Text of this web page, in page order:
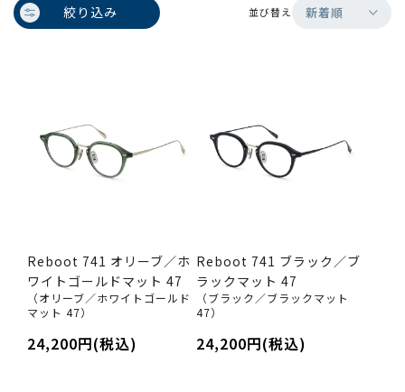
絞り込み 並び替え 新着順
Reboot 741 オリーブ／ホ
ワイトゴールドマット 47
（オリーブ／ホワイトゴールド
マット 47）
24,200円(税込)
Reboot 741 ブラック／ブ
ラックマット 47
（ブラック／ブラックマット
47）
24,200円(税込)